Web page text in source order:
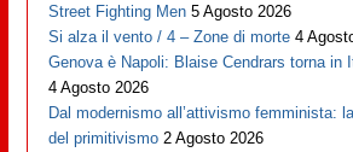
Street Fighting Men 5 Agosto 2026
Si alza il vento / 4 – Zone di morte 4
Genova è Napoli: Blaise Cendrars torna in
4 Agosto 2026
Dal modernismo all’attivismo femminista:
del primitivismo 2 Agosto 2026